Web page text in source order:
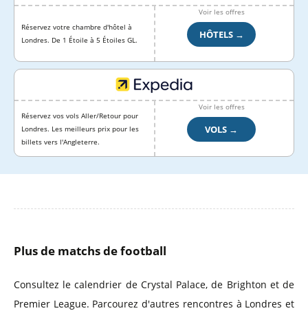
Réservez votre chambre d'hôtel à
Londres. De 1 Étoile à 5 Étoiles GL.
Voir les offres
HÔTELS →
Réservez vos vols Aller/Retour pour
Londres. Les meilleurs prix pour les
billets vers l'Angleterre.
Voir les offres
VOLS →
Plus de matchs de football
Consultez le calendrier de Crystal Palace, de Brighton et de
Premier League. Parcourez d'autres rencontres à Londres et